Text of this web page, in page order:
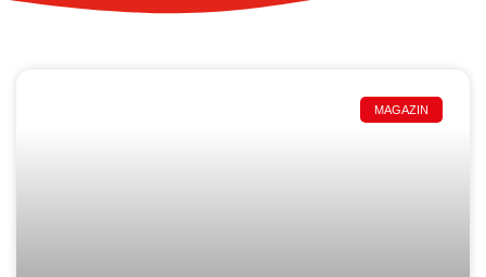
MAGAZIN